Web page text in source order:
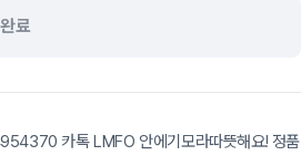
료
카톡 LMFO 안에기모라따뜻해요! 정품